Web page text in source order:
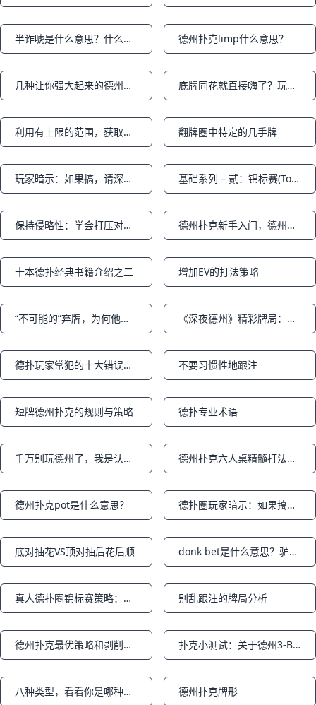
Notifications 半诈唬是什么意思？什么样的牌面可以使用半诈唬？ Notifications
德州扑克limp什么意思？
Notifications 几种让你强大起来的德州扑克技巧 Notifications 底牌同花就直接嗨了？玩不好也只能 “凉凉” 德州扑克策略
Notifications 利用有上限的范围，获取无上限的收益 Notifications
翻牌圈中特定的几手牌
Notifications 玩家暗示：如果搞，请深搞，不要只打一点点，不差钱！ Notifications 基础系列 – 贰：锦标赛(Tournament)和WSOP
Notifications 保持侵略性：学会打压对手（下篇） Notifications 德州扑克新手入门，德州玩法介绍
Notifications
十本德扑经典书籍介绍之二 Notifications
增加EV的打法策略
Notifications “不可能的”弃牌，为何他能做到？（牌局分析） Notifications 《深夜德州》精彩牌局：垃圾牌花式诈唬 AA捞得大底池
Notifications 德扑玩家常犯的十大错误！100%会中枪 Notifications
不要习惯性地跟注
Notifications
短牌德州扑克的规则与策略 Notifications
德扑专业术语
Notifications 千万别玩德州了，我是认真的！ Notifications 德州扑克六人桌精髓打法汇总
Notifications
德州扑克pot是什么意思？ Notifications 德扑圈玩家暗示：如果搞，请深搞，不要只打一点点，不差钱！
Notifications
底对抽花VS顶对抽后花后顺 Notifications donk bet是什么意思？驴式下注是什么意思？
Notifications 真人德扑圈锦标赛策略：短码生存的5个宝典 Notifications
别乱跟注的牌局分析
Notifications 德州扑克最优策略和剥削策略 Notifications 扑克小测试：关于德州3-Bet，看看你能答对几题（上篇）
Notifications 八种类型，看看你是哪种类型之二 Notifications
德州扑克牌形